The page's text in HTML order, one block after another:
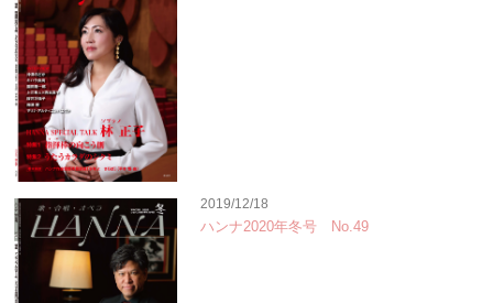
2019/12/18
ハンナ2020年冬号 No.49